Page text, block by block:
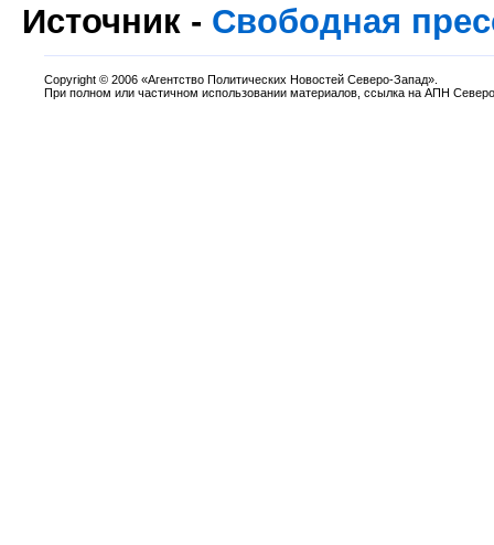
Источник - Свободная
Copyright © 2006 «Агентство Политических Новостей Северо-Запад».
При полном или частичном использовании материалов, ссылка на АПН